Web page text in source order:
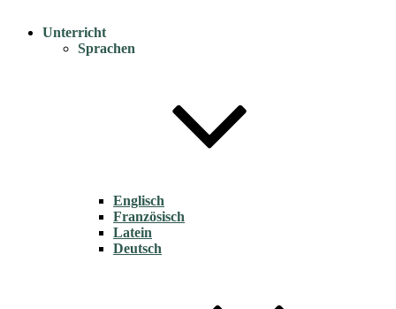
Unterricht
Sprachen
Englisch
Französisch
Latein
Deutsch